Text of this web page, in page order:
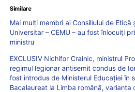
Similare
Mai mulți membri ai Consiliului de Etică
Universitar – CEMU – au fost înlocuiți
ministru
EXCLUSIV Nichifor Crainic, ministrul
regimul legionar antisemit condus de
fost introdus de Ministerul Educației în
Bacalaureat la Limba română, varianta